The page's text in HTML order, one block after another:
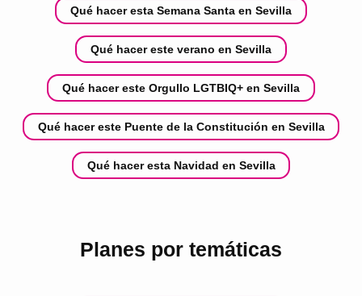
Qué hacer esta Semana Santa en Sevilla
Qué hacer este verano en Sevilla
Qué hacer este Orgullo LGTBIQ+ en Sevilla
Qué hacer este Puente de la Constitución en Sevilla
Qué hacer esta Navidad en Sevilla
Planes por temáticas